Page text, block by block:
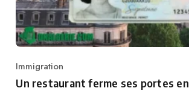
Category
Immigration
Un restaurant ferme ses portes